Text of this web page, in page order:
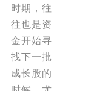
时期，往
往也是资
金开始寻
找下一批
成长股的